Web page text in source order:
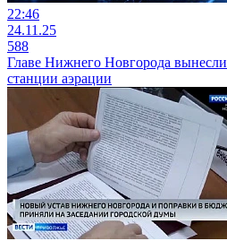
22:46
24.11.25
588
Главе Нижнего Новгорода
станции аэрации